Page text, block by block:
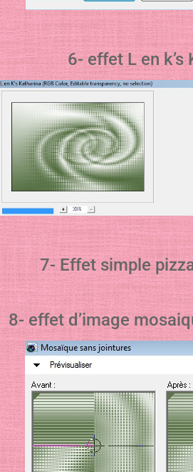
6- effet L en k’s
7- Effet simple
8- effet d’image